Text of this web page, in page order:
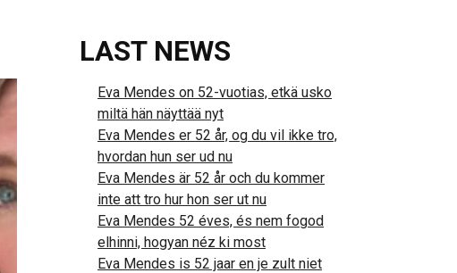
LAST NEWS
Eva Mendes on 52-vuotias, etkä usko
miltä hän näyttää nyt
Eva Mendes er 52 år, og du vil ikke tro,
hvordan hun ser ud nu
Eva Mendes är 52 år och du kommer
inte att tro hur hon ser ut nu
Eva Mendes 52 éves, és nem fogod
elhinni, hogyan néz ki most
Eva Mendes is 52 jaar en je zult niet